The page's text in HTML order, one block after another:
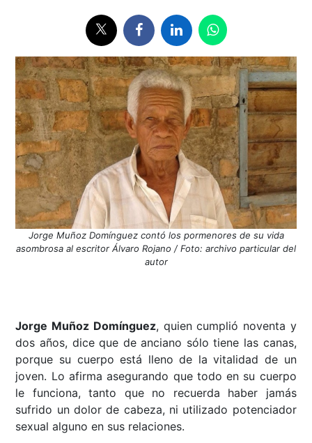
Jorge Muñoz Domínguez contó los pormenores de su vida
asombrosa al escritor Álvaro Rojano / Foto: archivo particular del
autor
Jorge Muñoz Domínguez, quien cumplió noventa y
dos años, dice que de anciano sólo tiene las canas,
porque su cuerpo está lleno de la vitalidad de un
joven. Lo afirma asegurando que todo en su cuerpo
le funciona, tanto que no recuerda haber jamás
sufrido un dolor de cabeza, ni utilizado potenciador
sexual alguno en sus relaciones.